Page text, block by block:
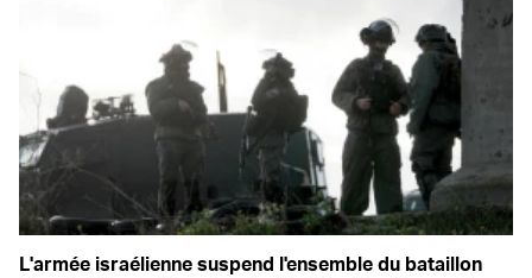
L'armée israélienne suspend l'ensemble du bataillon